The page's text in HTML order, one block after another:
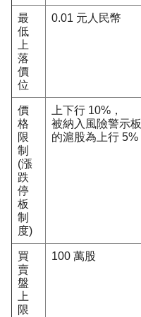
最
低
上
落
價
位
0.01 元人民幣
價
格
限
制
(漲
跌
停
板
制
度)
上下行 10%，
被納入風險警示板
的滬股為上行 5%
買
賣
盤
上
限
100 萬股